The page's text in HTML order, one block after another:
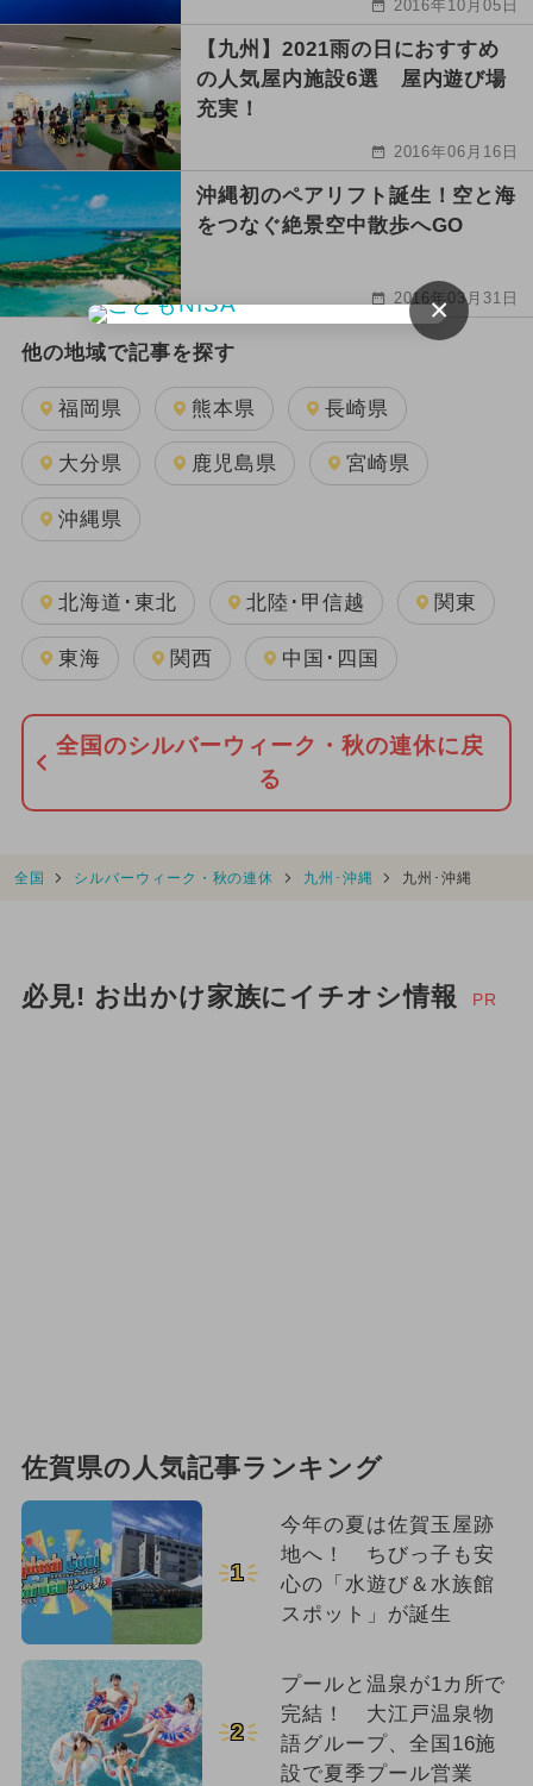
2016年10月05日
【九州】2021雨の日におすすめ
の人気屋内施設6選 屋内遊び場
充実！
2016年06月16日
沖縄初のペアリフト誕生！空と海
をつなぐ絶景空中散歩へGO
2016年03月31日
他の地域で記事を探す
福岡県 熊本県 長崎県
大分県 鹿児島県 宮崎県
沖縄県
北海道･東北 北陸･甲信越 関東
東海 関西 中国･四国
全国のシルバーウィーク・秋の連休に戻
る
全国 シルバーウィーク・秋の連休 九州･沖縄 九州･沖縄
必見! お出かけ家族にイチオシ情報 PR
佐賀県の人気記事ランキング
1
今年の夏は佐賀玉屋跡
地へ！ ちびっ子も安
心の「水遊び＆水族館
スポット」が誕生
2
プールと温泉が1カ所で
完結！ 大江戸温泉物
語グループ、全国16施
設で夏季プール営業
×